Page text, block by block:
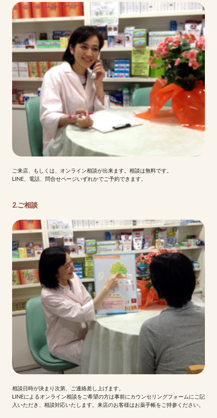
ご来店、もしくは、オンライン相談が出来ます。相談は無料です。
LINE、電話、問合せページいずれかでご予約できます。
2.ご相談
相談日時が決まり次第、ご連絡差し上げます。
LINEによるオンライン相談をご希望の方は事前にカウンセリングフォームにご記
入いただき、相談対応いたします。来店のお客様はお薬手帳をご持参ください。